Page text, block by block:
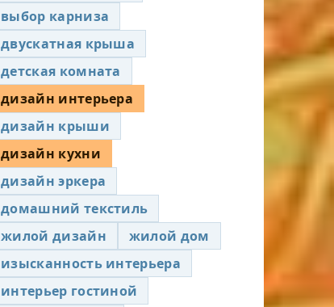
выбор карниза
двускатная крыша
детская комната
дизайн интерьера
дизайн крыши
дизайн кухни
дизайн эркера
домашний текстиль
жилой дизайн
жилой дом
изысканность интерьера
интерьер гостиной